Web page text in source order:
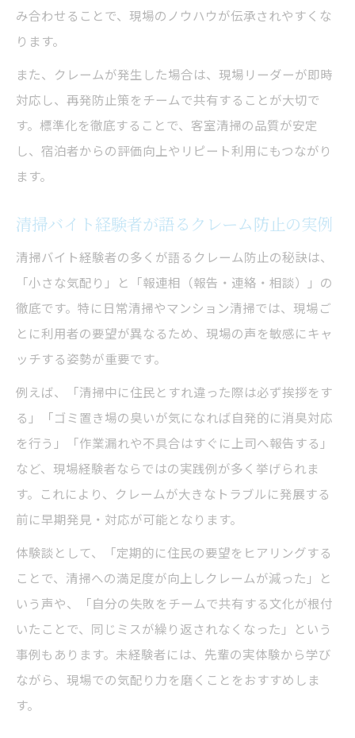
み合わせることで、現場のノウハウが伝承されやすくな
ります。
また、クレームが発生した場合は、現場リーダーが即時
対応し、再発防止策をチームで共有することが大切で
す。標準化を徹底することで、客室清掃の品質が安定
し、宿泊者からの評価向上やリピート利用にもつながり
ます。
清掃バイト経験者が語るクレーム防止の実例
清掃バイト経験者の多くが語るクレーム防止の秘訣は、
「小さな気配り」と「報連相（報告・連絡・相談）」の
徹底です。特に日常清掃やマンション清掃では、現場ご
とに利用者の要望が異なるため、現場の声を敏感にキャ
ッチする姿勢が重要です。
例えば、「清掃中に住民とすれ違った際は必ず挨拶をす
る」「ゴミ置き場の臭いが気になれば自発的に消臭対応
を行う」「作業漏れや不具合はすぐに上司へ報告する」
など、現場経験者ならではの実践例が多く挙げられま
す。これにより、クレームが大きなトラブルに発展する
前に早期発見・対応が可能となります。
体験談として、「定期的に住民の要望をヒアリングする
ことで、清掃への満足度が向上しクレームが減った」と
いう声や、「自分の失敗をチームで共有する文化が根付
いたことで、同じミスが繰り返されなくなった」という
事例もあります。未経験者には、先輩の実体験から学び
ながら、現場での気配り力を磨くことをおすすめしま
す。